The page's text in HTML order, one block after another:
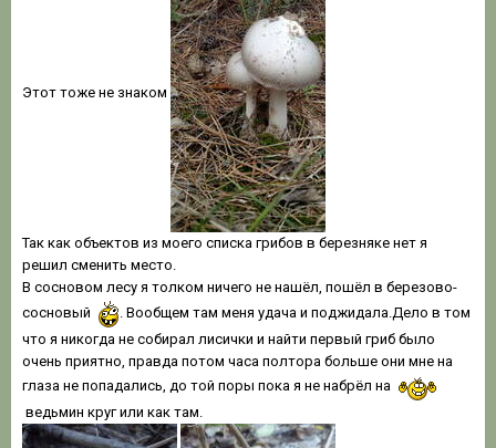
Этот тоже не знаком
Так как объектов из моего списка грибов в березняке нет я
решил сменить место.
В сосновом лесу я толком ничего не нашёл, пошёл в березово-
сосновый
. Вообщем там меня удача и поджидала.Дело в том
что я никогда не собирал лисички и найти первый гриб было
очень приятно, правда потом часа полтора больше они мне на
глаза не попадались, до той поры пока я не набрёл на
ведьмин круг или как там.